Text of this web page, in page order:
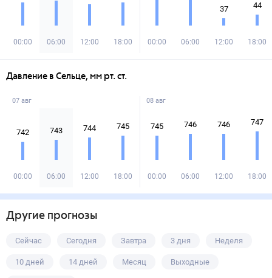
00:00 06:00 12:00 18:00 00:00 06:00
37
12:00
44
18:00
Давление в Сельце, мм рт. ст.
07 авг
742
00:00
743
06:00
744
12:00
745
18:00
08 авг
745
00:00
746
06:00
746
12:00
747
18:00
Другие прогнозы
Сейчас Сегодня Завтра 3 дня Неделя
10 дней 14 дней Месяц Выходные